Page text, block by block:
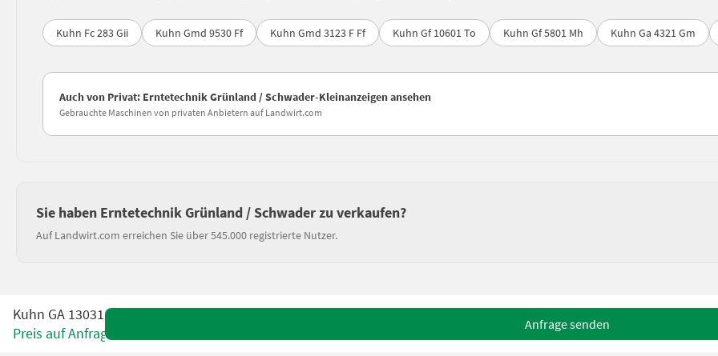
Kuhn Fc 283 Gii Kuhn Gmd 9530 Ff Kuhn Gmd 3123 F Ff Kuhn Gf 10601 To Kuhn Gf 5801 Mh Kuhn Ga 4321 Gm
Auch von Privat: Erntetechnik Grünland / Schwader-Kleinanzeigen ansehen
Gebrauchte Maschinen von privaten Anbietern auf Landwirt.com
Sie haben Erntetechnik Grünland / Schwader zu verkaufen?
Auf Landwirt.com erreichen Sie über 545.000 registrierte Nutzer.
Kuhn GA 13031
Preis auf Anfrage
Anfrage senden